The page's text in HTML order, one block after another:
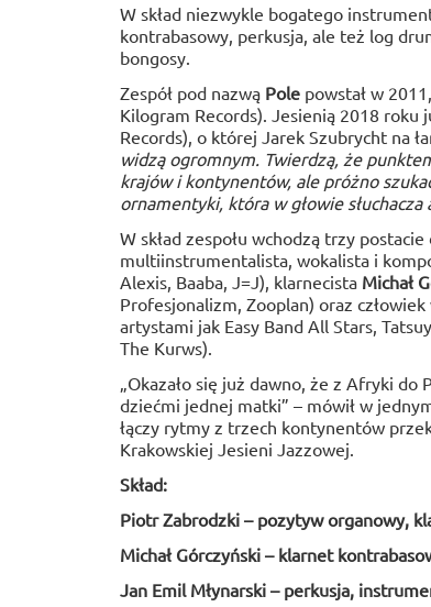
W skład niezwykle bogatego
kontrabasowy, perkusja, ale też log
bongosy.
Zespół pod nazwą Pole powstał w
Kilogram Records). Jesienią 2018 roku
Records), o której Jarek Szubrycht na
widzą ogromnym. Twierdzą, że
krajów i kontynentów, ale próżno
ornamentyki, która w głowie
W skład zespołu wchodzą trzy
multiinstrumentalista, wokalista i
Alexis, Baaba, J=J), klarnecista Michał
Profesjonalizm, Zooplan) oraz
artystami jak Easy Band All Stars,
The Kurws).
„Okazało się już dawno, że z Afryki
dziećmi jednej matki” – mówił w
łączy rytmy z trzech kontynentów
Krakowskiej Jesieni Jazzowej.
Skład:
Piotr Zabrodzki – pozytyw organowy,
Michał Górczyński – klarnet
Jan Emil Młynarski – perkusja,